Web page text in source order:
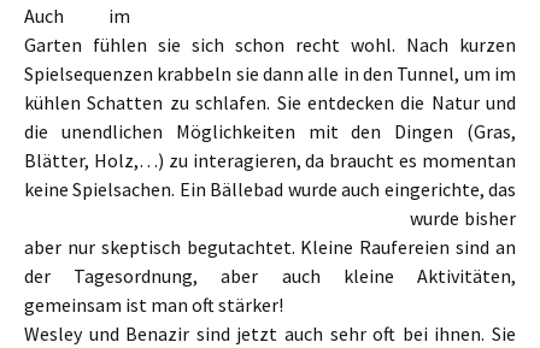
Auch im
Garten fühlen sie sich schon recht wohl. Nach kurzen
Spielsequenzen krabbeln sie dann alle in den Tunnel, um im
kühlen Schatten zu schlafen. Sie entdecken die Natur und
die unendlichen Möglichkeiten mit den Dingen (Gras,
Blätter, Holz,…) zu interagieren, da braucht es momentan
keine Spielsachen. Ein Bällebad wurde auch eingerichte, das
wurde bisher
aber nur skeptisch begutachtet. Kleine Raufereien sind an
der Tagesordnung, aber auch kleine Aktivitäten,
gemeinsam ist man oft stärker!
Wesley und Benazir sind jetzt auch sehr oft bei ihnen. Sie